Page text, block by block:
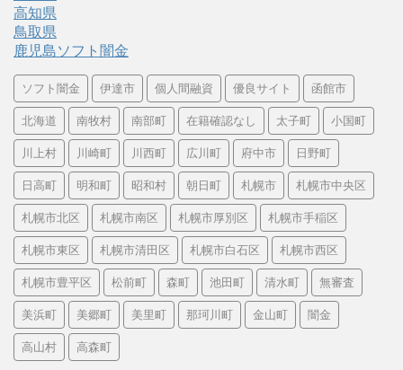
高知県
鳥取県
鹿児島ソフト闇金
ソフト闇金 伊達市 個人間融資 優良サイト 函館市
北海道 南牧村 南部町 在籍確認なし 太子町 小国町
川上村 川崎町 川西町 広川町 府中市 日野町
日高町 明和町 昭和村 朝日町 札幌市 札幌市中央区
札幌市北区 札幌市南区 札幌市厚別区 札幌市手稲区
札幌市東区 札幌市清田区 札幌市白石区 札幌市西区
札幌市豊平区 松前町 森町 池田町 清水町 無審査
美浜町 美郷町 美里町 那珂川町 金山町 闇金
高山村 高森町